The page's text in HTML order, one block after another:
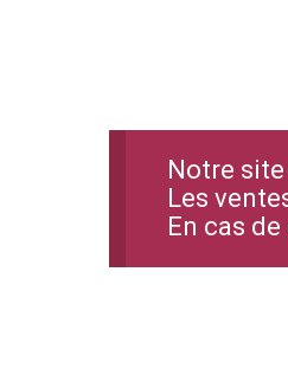
Notre
Les
En cas